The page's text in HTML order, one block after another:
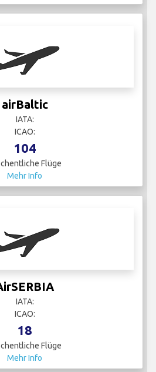
airBaltic
IATA:
ICAO:
104
Flüge
Mehr Info
IATA:
ICAO:
18
Flüge
Mehr Info